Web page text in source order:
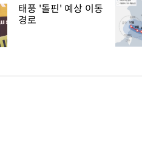
태풍 '돌핀' 예상 이동
경로